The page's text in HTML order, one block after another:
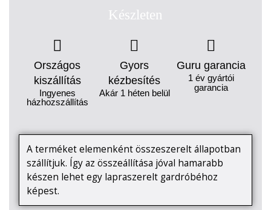
Készleten
Országos
kiszállítás
Ingyenes
házhozszállítás
Gyors
kézbesítés
Akár 1 héten belül
Guru garancia
1 év gyártói
garancia
A terméket elemenként összeszerelt állapotban
szállítjuk. Így az összeállítása jóval hamarabb
készen lehet egy lapraszerelt gardróbéhoz
képest.